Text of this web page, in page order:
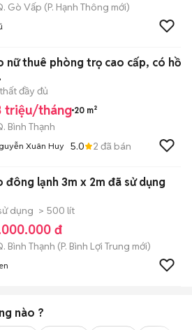
Gò Vấp (P. Hạnh Thông mới)
nữ thuê phòng trọ cao cấp, có hồ
đầy đủ
triệu/tháng 20 m²
Bình Thạnh
Xuân Huy 5.0 2 đã bán
đông lạnh 3m x 2m đã sử dụng
dụng > 500 lít
đ
Bình Thạnh (P. Bình Lợi Trung mới)
nào ?